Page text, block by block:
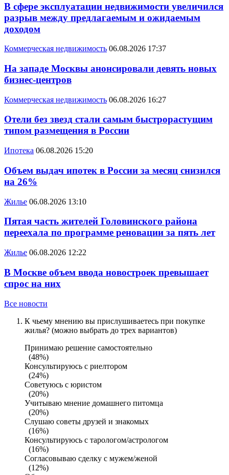
В сфере эксплуатации недвижимости увеличился
разрыв между предлагаемым и ожидаемым
доходом
Коммерческая недвижимость 06.08.2026 17:37
На западе Москвы анонсировали девять новых
бизнес-центров
Коммерческая недвижимость 06.08.2026 16:27
Отели без звезд стали самым быстрорастущим
типом размещения в России
Ипотека 06.08.2026 15:20
Объем выдач ипотек в России за месяц снизился
на 26%
Жилье 06.08.2026 13:10
Пятая часть жителей Головинского района
переехала по программе реновации за пять лет
Жилье 06.08.2026 12:22
В Москве объем ввода новостроек превышает
спрос на них
Все новости
К чьему мнению вы прислушиваетесь при покупке
жилья? (можно выбрать до трех вариантов)
Принимаю решение самостоятельно
(48%)
Консультируюсь с риелтором
(24%)
Советуюсь с юристом
(20%)
Учитываю мнение домашнего питомца
(20%)
Слушаю советы друзей и знакомых
(16%)
Консультируюсь с тарологом/астрологом
(16%)
Согласовываю сделку с мужем/женой
(12%)